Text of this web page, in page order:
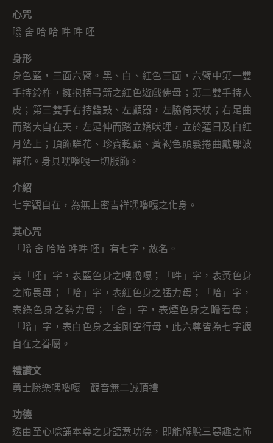
心咒
嗡 舍 哈 哈 吽 吽 呸
身形
身色藍，三面六臂。黑、白、紅色三面，六臂中第一雙
手持鈴杵，擁抱持弓箭之紅色遊戲佛母；第二雙手持人
皮；第三雙手右持鼗鼓、左顱器，左脇倚天杖；右足曲
而踏大自在天，左足伸而踏立嬌吠哩，立於蓮日及白紅
月墊上；頂飾鮮花、珍寶乾顱、黃褐色頭髮捲曲戴鄔波
羅花。身具嘿嚕嘎一切服飾。
介紹
七字觀自在，為無上密吉祥嘿嚕嘎之化身。
其心咒
「嗡 舍 哈哈 吽吽 呸」有七字，故名。
其「呸」字，表藍色身之嘿嚕嘎；「吽」字，表黃色身
之怖畏母；「哈」字，表紅色身之猛力母；「哈」字，
表綠色身之勢力母；「舍」字，表煙色身之瞻看母；
「嗡」字，表白色身之金剛空行母，此六尊皆為七字觀
自在之眷屬。
禮讚文
勇士勝樂嘿嚕嘎 觀音無二誠頂禮
功德
透由至心唸誦本尊之身語意功德，即能解脫三惡趣之怖